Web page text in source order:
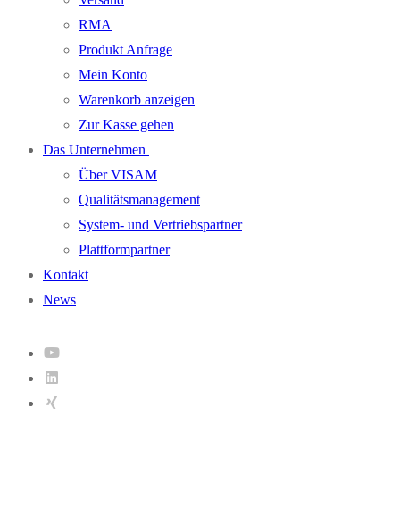
RMA
Produkt Anfrage
Mein Konto
Warenkorb anzeigen
Zur Kasse gehen
Das Unternehmen
Über VISAM
Qualitätsmanagement
System- und Vertriebspartner
Plattformpartner
Kontakt
News